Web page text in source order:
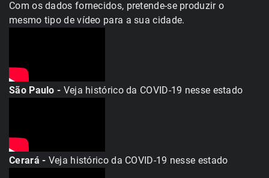
Com os dados fornecidos, pretende-se produzir o
mesmo tipo de vídeo para a sua cidade.
São Paulo - Veja histórico da COVID-19 nesse estado
Cerará - Veja histórico da COVID-19 nesse estado